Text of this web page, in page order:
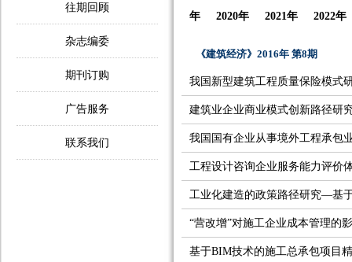
往期回顾
杂志编委
期刊订购
广告服务
联系我们
年
2020年 2021年 2022年
《建筑经济》2016年 第8期
我国新型建筑工程质量保险模式
建筑业企业商业模式创新路径研
我国国有企业从事境外工程承包
工程设计咨询企业服务能力评价
工业化建造的政策路径研究—基
“营改增”对施工企业成本管理的
基于BIM技术的施工总承包项目